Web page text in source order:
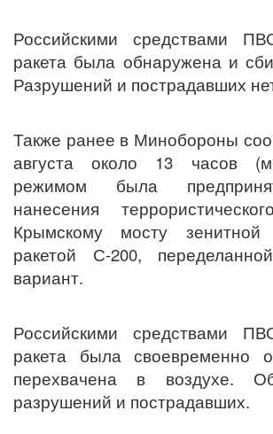
Российскими средствами
ракета была обнаружена и
Разрушений и пострадавших
Также ранее в Минобороны
августа около 13 часов
режимом была
нанесения
Крымскому мосту зенитной
ракетой С-200,
вариант.
Российскими средствами
ракета была своевременно
перехвачена в воздухе.
разрушений и пострадавших.